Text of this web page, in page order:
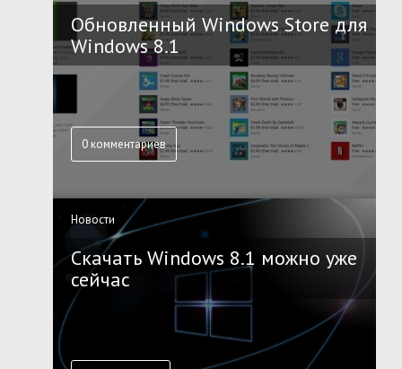
Обновленный Windows Store для
Windows 8.1
0 комментариев
Новости
Скачать Windows 8.1 можно уже
сейчас